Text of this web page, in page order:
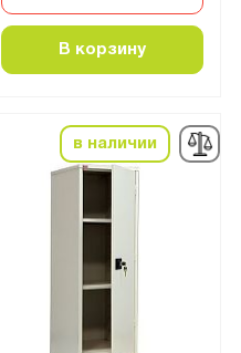
В корзину
в наличии